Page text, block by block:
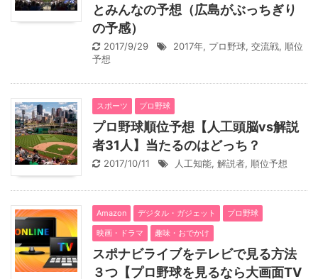
とみんなの予想（広島がぶっちぎり
の予感）
2017/9/29 2017年, プロ野球, 交流戦, 順位
予想
スポーツ プロ野球
プロ野球順位予想【人工頭脳vs解説
者31人】当たるのはどっち？
2017/10/11 人工知能, 解説者, 順位予想
Amazon デジタル・ガジェット
プロ野球
映画・ドラマ
趣味・おでかけ
スポナビライブをテレビで見る方法
３つ【プロ野球を見るなら大画面TV